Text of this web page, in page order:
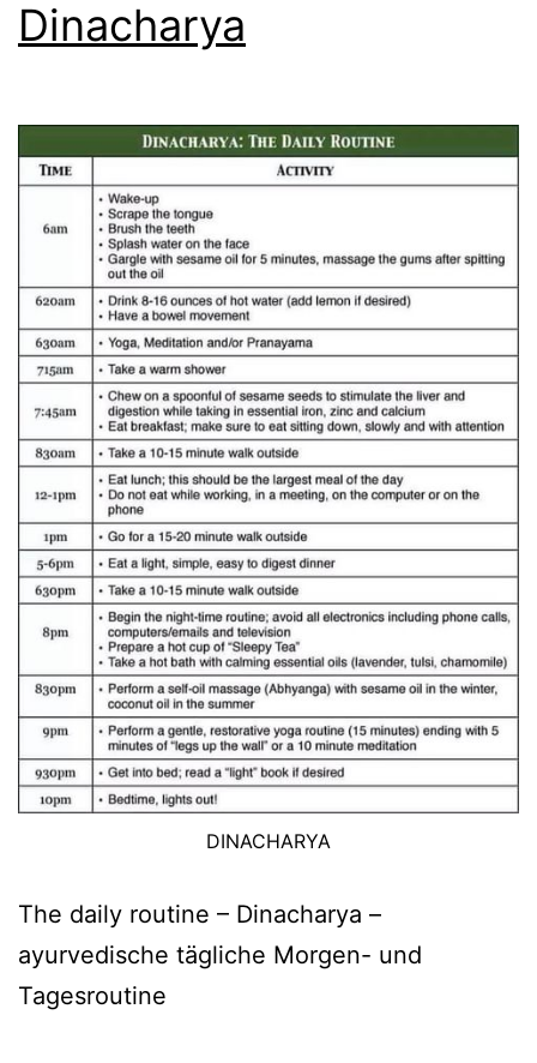
Dinacharya
DINACHARYA
The daily routine – Dinacharya –
ayurvedische tägliche Morgen- und
Tagesroutine